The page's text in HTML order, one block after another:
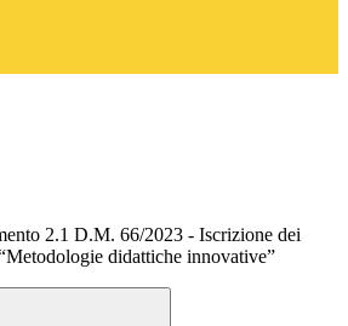
2.1 D.M. 66/2023 - Iscrizione dei
didattiche innovative”